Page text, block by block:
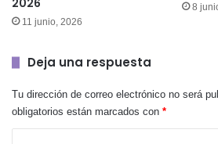
2026
11 junio, 2026
8
Deja una respuesta
Tu dirección de correo electrónico no será
obligatorios están marcados con *